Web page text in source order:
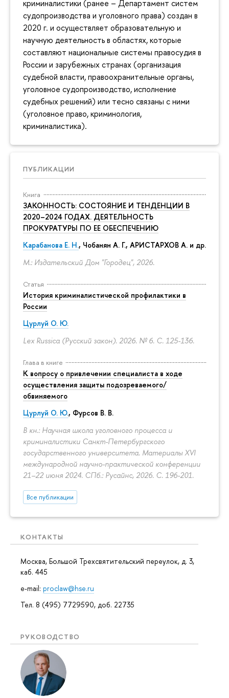
криминалистики (ранее – Департамент систем
судопроизводства и уголовного права) создан в
2020 г. и осуществляет образовательную и
научную деятельность в областях, которые
составляют национальные системы правосудия в
России и зарубежных странах (организация
судебной власти, правоохранительные органы,
уголовное судопроизводство, исполнение
судебных решений) или тесно связаны с ними
(уголовное право, криминология,
криминалистика).
ПУБЛИКАЦИИ
Книга
ЗАКОННОСТЬ: СОСТОЯНИЕ И ТЕНДЕНЦИИ В
2020–2024 ГОДАХ. ДЕЯТЕЛЬНОСТЬ
ПРОКУРАТУРЫ ПО ЕЕ ОБЕСПЕЧЕНИЮ
Карабанова Е. Н., Чобанян А. Г., АРИСТАРХОВ А. и др.
М.: Издательский Дом "Городец", 2026.
Статья
История криминалистической профилактики в
России
Цурлуй О. Ю.
Lex Russica (Русский закон). 2026. № 6. С. 125-136.
Глава в книге
К вопросу о привлечении специалиста в ходе
осуществления защиты подозреваемого/
обвиняемого
Цурлуй О. Ю., Фурсов В. В.
В кн.: Научная школа уголовного процесса и
криминалистики Санкт-Петербургского
государственного университета. Материалы XVI
международной научно-практической конференции
21–22 июня 2024. СПб.: Русайнс, 2026. С. 196-201.
Все публикации
КОНТАКТЫ
Москва, Большой Трехсвятительский переулок, д. 3,
каб. 445
e-mail: proclaw@hse.ru
Тел. 8 (495) 7729590, доб. 22735
РУКОВОДСТВО